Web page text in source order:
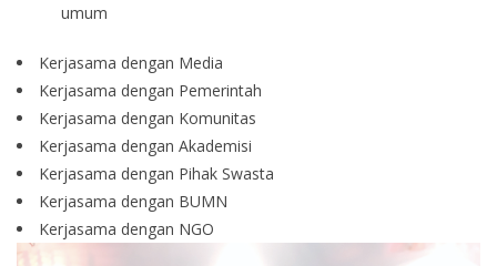
umum
Kerjasama dengan Media
Kerjasama dengan Pemerintah
Kerjasama dengan Komunitas
Kerjasama dengan Akademisi
Kerjasama dengan Pihak Swasta
Kerjasama dengan BUMN
Kerjasama dengan NGO